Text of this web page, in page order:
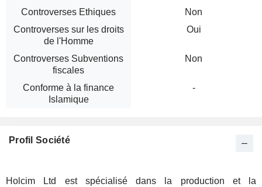
Controverses Ethiques
Non
Controverses sur les droits
de l'Homme
Oui
Controverses Subventions
fiscales
Non
Conforme à la finance
Islamique
-
Profil Société
Holcim Ltd est spécialisé dans la production et la